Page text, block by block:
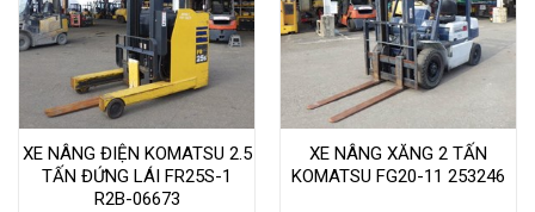
XE NÂNG ĐIỆN KOMATSU 2.5
TẤN ĐỨNG LÁI FR25S-1
R2B-06673
XE NÂNG XĂNG 2 TẤN
KOMATSU FG20-11 253246